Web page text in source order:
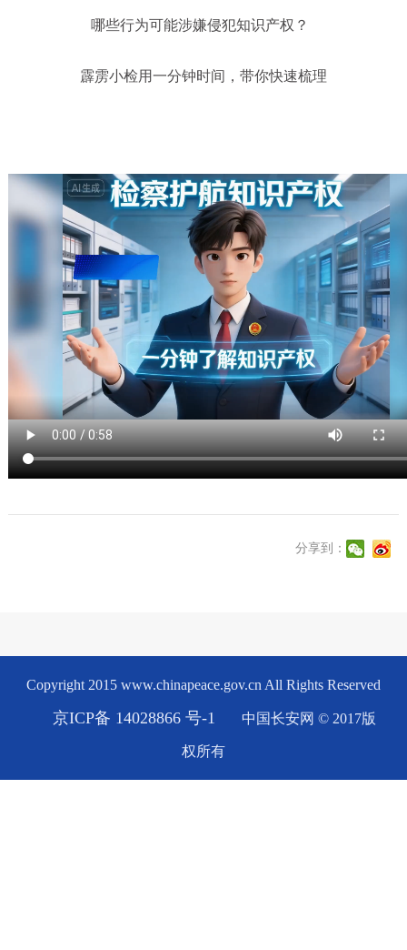
哪些行为可能涉嫌侵犯知识产权？
霹雳小检用一分钟时间，带你快速梳理
分享到：
Copyright 2015 www.chinapeace.gov.cn All Rights Reserved
京ICP备 14028866 号-1 中国长安网 © 2017版
权所有